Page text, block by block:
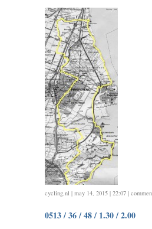
cycling,nl | may 14, 2015 | 22:07 |
0513 / 36 / 48 / 1.30 / 2.00